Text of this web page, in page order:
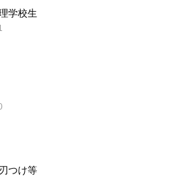
学校生
つけ等